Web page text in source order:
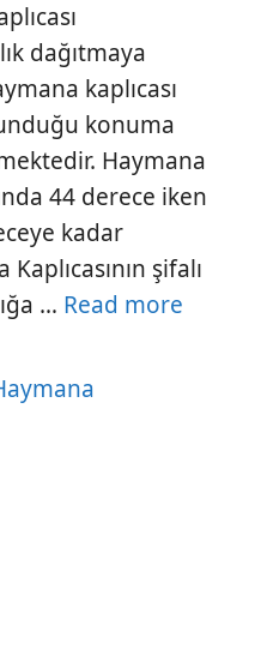
dağıtmaya
kaplıcası
konuma
Haymana
44 derece iken
kadar
şifalı
… Read more